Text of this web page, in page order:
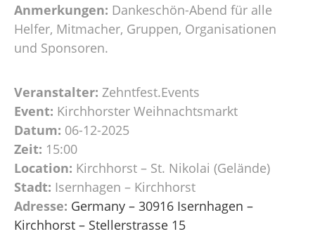
Anmerkungen: Dankeschön-Abend für alle
Helfer, Mitmacher, Gruppen, Organisationen
und Sponsoren.
Veranstalter: Zehntfest.Events
Event: Kirchhorster Weihnachtsmarkt
Datum: 06-12-2025
Zeit: 15:00
Location: Kirchhorst – St. Nikolai (Gelände)
Stadt: Isernhagen – Kirchhorst
Adresse: Germany – 30916 Isernhagen –
Kirchhorst – Stellerstrasse 15